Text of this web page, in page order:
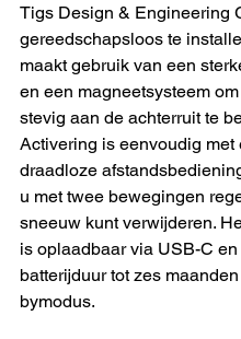
Tigs Design & Engineering
gereedschapsloos te
maakt gebruik van een
en een magneetsysteem
stevig aan de achterruit te
Activering is eenvoudig met
draadloze
u met twee bewegingen
sneeuw kunt verwijderen.
is oplaadbaar via USB-C en
batterijduur tot zes
bymodus.